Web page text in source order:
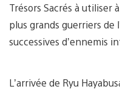
Trésors Sacrés à utiliser
plus grands guerriers
successives d’ennemis
L’arrivée de Ryu